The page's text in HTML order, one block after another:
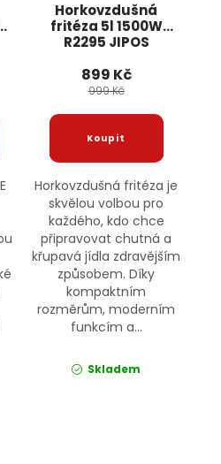
Horkovzdušná
fritéza 5l 1500W
R2295 JIPOS
899 Kč
999 Kč
Horkovzdušná fritéza je
skvělou volbou pro
každého, kdo chce
připravovat chutná a
křupavá jídla zdravějším
způsobem. Díky
kompaktním
rozměrům, moderním
funkcím a...
Skladem